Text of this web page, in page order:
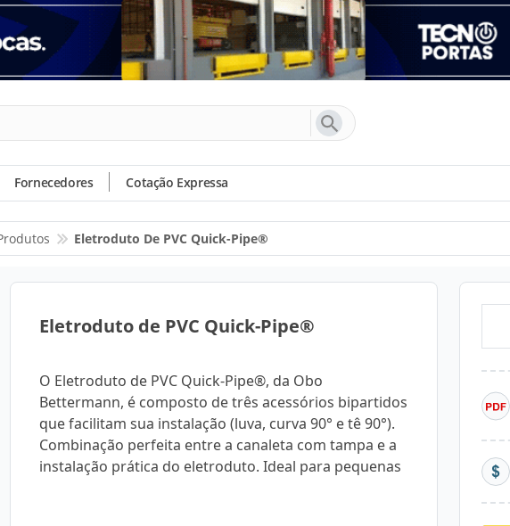
Fornecedores Cotação Expressa
Eletroduto De PVC Quick-Pipe®
Eletroduto de PVC Quick-Pipe®
O Eletroduto de PVC Quick-Pipe®, da Obo
Bettermann, é composto de três acessórios bipartidos
que facilitam sua instalação (luva, curva 90° e tê 90°).
Combinação perfeita entre a canaleta com tampa e a
instalação prática do eletroduto. Ideal para pequenas